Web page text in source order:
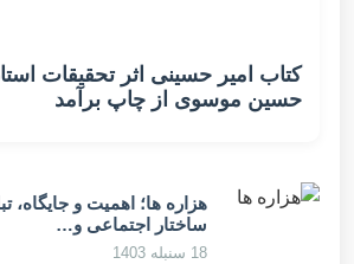
کتاب امیر حسینی اثر تحقیقات
حسین موسوی از چاپ برآمد
هزاره ها؛ اهمیت و جایگاه،
ساختار اجتماعی و…
18 سنبله 1403